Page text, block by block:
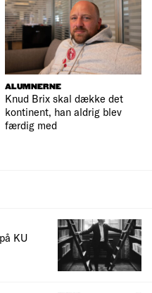
ALUMNERNE
Knud Brix skal dække det
kontinent, han aldrig blev
færdig med
KU